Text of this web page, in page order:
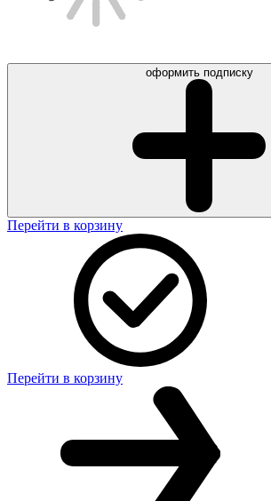
оформить подписку
Перейти в корзину
Перейти в корзину